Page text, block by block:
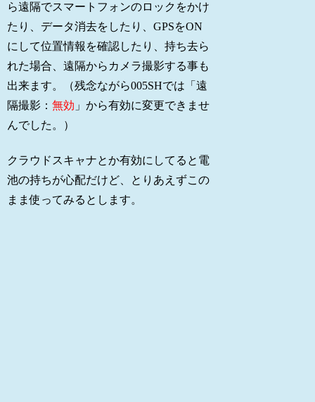
ら遠隔でスマートフォンのロックをかけ
たり、データ消去をしたり、GPSをON
にして位置情報を確認したり、持ち去ら
れた場合、遠隔からカメラ撮影する事も
出来ます。（残念ながら005SHでは「遠
隔撮影：無効 」から有効に変更できませ
んでした。）
クラウドスキャナとか有効にしてると電
池の持ちが心配だけど、とりあえずこの
まま使ってみるとします。